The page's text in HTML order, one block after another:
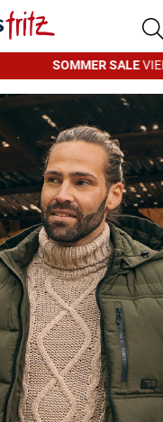
SOMMER SALE